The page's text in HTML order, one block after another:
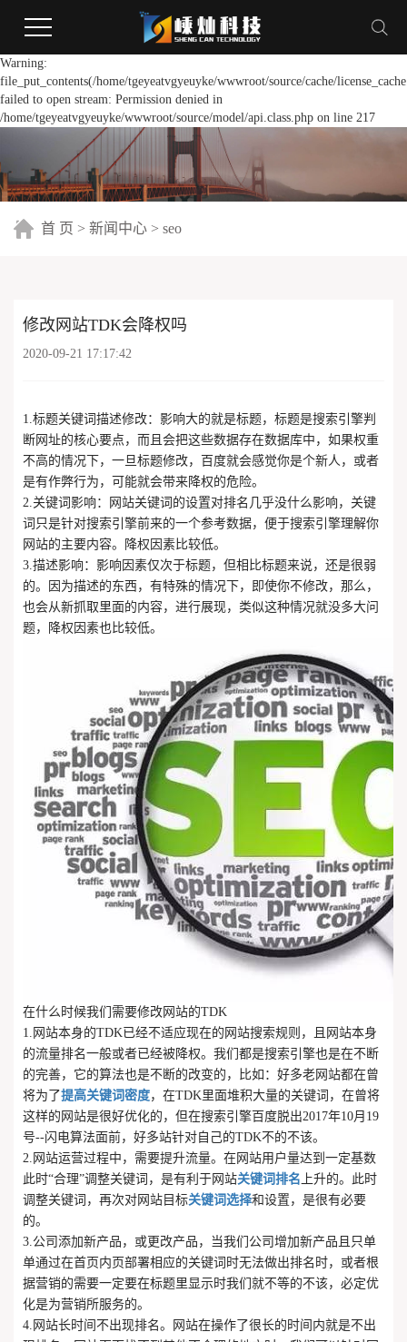
Warning:
file_put_contents(/home/tgeyeatvgyeuyke/wwwroot/source/cache/
failed to open stream: Permission denied in
/home/tgeyeatvgyeuyke/wwwroot/source/model/api.class.php on line 217
首 页 > 新闻中心 > seo
修改网站TDK会降权吗
2020-09-21 17:17:42
1.标题关键词描述修改：影响大的就是标题，标题是搜索引擎判
断网址的核心要点，而且会把这些数据存在数据库中，如果权重
不高的情况下，一旦标题修改，百度就会感觉你是个新人，或者
是有作弊行为，可能就会带来降权的危险。
2.关键词影响：网站关键词的设置对排名几乎没什么影响，关键
词只是针对搜索引擎前来的一个参考数据，便于搜索引擎理解你
网站的主要内容。降权因素比较低。
3.描述影响：影响因素仅次于标题，但相比标题来说，还是很弱
的。因为描述的东西，有特殊的情况下，即使你不修改，那么，
也会从新抓取里面的内容，进行展现，类似这种情况就没多大问
题，降权因素也比较低。
在什么时候我们需要修改网站的TDK
1.网站本身的TDK已经不适应现在的网站搜索规则，且网站本身
的流量排名一般或者已经被降权。我们都是搜索引擎也是在不断
的完善，它的算法也是不断的改变的，比如：好多老网站都在曾
将为了提高关键词密度，在TDK里面堆积大量的关键词，在曾将
这样的网站是很好优化的，但在搜索引擎百度脱出2017年10月19
号--闪电算法面前，好多站针对自己的TDK不的不该。
2.网站运营过程中，需要提升流量。在网站用户量达到一定基数
此时“合理”调整关键词，是有利于网站关键词排名 上升的。此时
调整关键词，再次对网站目标关键词选择和设置，是很有必要
的。
3.公司添加新产品，或更改产品，当我们公司增加新产品且只单
单通过在首页内页部署相应的关键词时无法做出排名时，或者根
据营销的需要一定要在标题里显示时我们就不等的不该，必定优
化是为营销所服务的。
4.网站长时间不出现排名。网站在操作了很长的时间内就是不出